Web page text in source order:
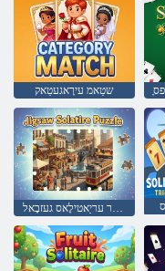
שטַאמ עירָאגעטַאק